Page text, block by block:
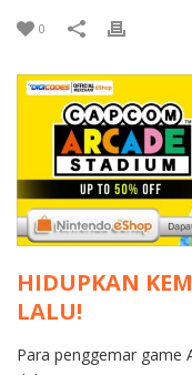
0
HIDUPKAN
LALU!
Para penggemar game